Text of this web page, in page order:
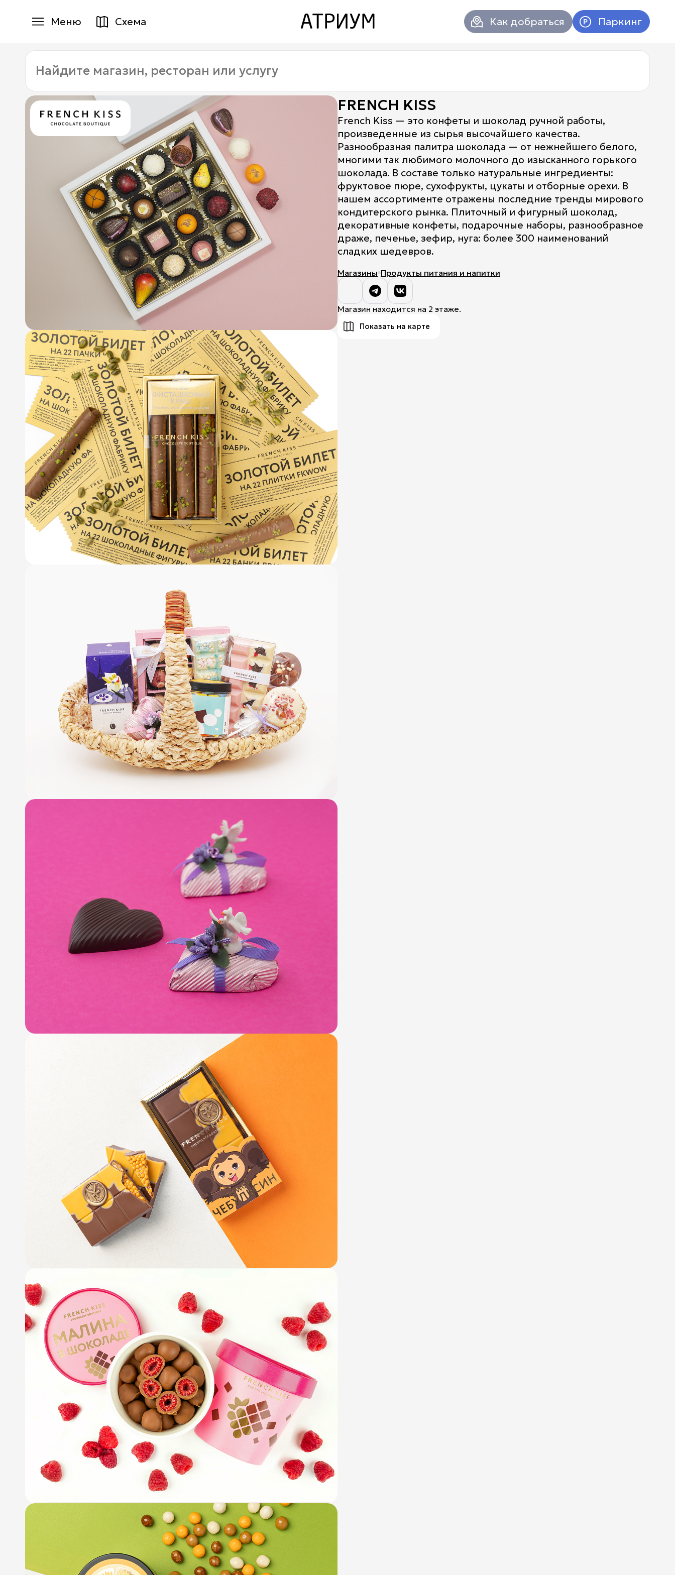
Меню Схема Как добраться Паркинг
Еда
Детям
О торговом центре
Контакты
Ваканcии
Заявка на аренду
Рекламные услуги
Контакты
+7 (495) 970-15-55
info@atrium.su
Атриум
Найдите
магазин,
ресторан
или
услугу:
FRENCH KISS
French Kiss — это конфеты и шоколад ручной работы,
произведенные из сырья высочайшего качества.
Разнообразная палитра шоколада — от нежнейшего белого,
многими так любимого молочного до изысканного горького
шоколада. В составе только натуральные ингредиенты:
фруктовое пюре, сухофрукты, цукаты и отборные орехи. В
нашем ассортименте отражены последние тренды мирового
кондитерского рынка. Плиточный и фигурный шоколад,
декоративные конфеты, подарочные наборы, разнообразное
драже, печенье, зефир, нуга: более 300 наименований
сладких шедевров.
Магазины Продукты питания и напитки
Магазин находится на 2 этаже.
Показать на карте
Title